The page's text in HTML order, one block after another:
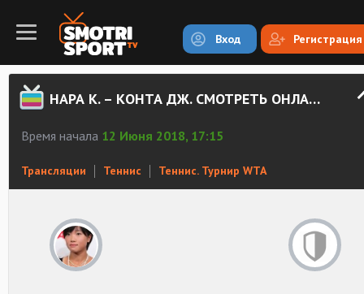
Вход Регистрация
НАРА К. – КОНТА ДЖ. СМОТРЕТЬ ОНЛАЙН
Время начала 12 Июня 2018, 17:15
Трансляции Теннис Теннис. Турнир WTA